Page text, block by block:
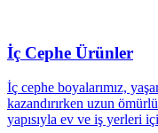
İç Cephe Ürünler
İç cephe boyalarımız,
kazandırırken uzun
yapısıyla ev ve iş yerleri